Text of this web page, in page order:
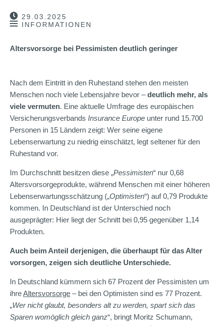
29.03.2025
INFORMATIONEN
Altersvorsorge bei Pessimisten deutlich geringer
Nach dem Eintritt in den Ruhestand stehen den meisten
Menschen noch viele Lebensjahre bevor –deutlich mehr, als
viele vermuten. Eine aktuelle Umfrage des europäischen
Versicherungsverbands Insurance Europe unter rund 15.700
Personen in 15 Ländern zeigt: Wer seine eigene
Lebenserwartung zu niedrig einschätzt, legt seltener für den
Ruhestand vor.
Im Durchschnitt besitzen diese „Pessimisten“ nur 0,68
Altersvorsorgeprodukte, während Menschen mit einer höheren
Lebenserwartungsschätzung („Optimisten“) auf 0,79 Produkte
kommen. In Deutschland ist der Unterschied noch
ausgeprägter: Hier liegt der Schnitt bei 0,95 gegenüber 1,14
Produkten.
Auch beim Anteil derjenigen, die überhaupt für das Alter
vorsorgen, zeigen sich deutliche Unterschiede.
In Deutschland kümmern sich 67 Prozent der Pessimisten um
ihreAltersvorsorge – bei den Optimisten sind es 77 Prozent.
„Wer nicht glaubt, besonders alt zu werden, spart sich das
Sparen womöglich gleich ganz“, bringt Moritz Schumann,